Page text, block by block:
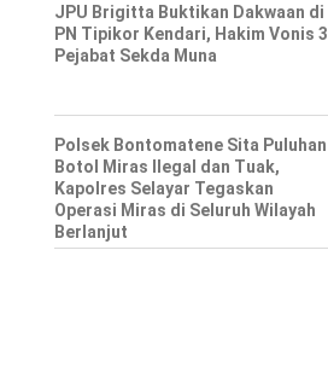
JPU Brigitta Buktikan Dakwaan di
PN Tipikor Kendari, Hakim Vonis 3
Pejabat Sekda Muna
Polsek Bontomatene Sita Puluhan
Botol Miras Ilegal dan Tuak,
Kapolres Selayar Tegaskan
Operasi Miras di Seluruh Wilayah
Berlanjut